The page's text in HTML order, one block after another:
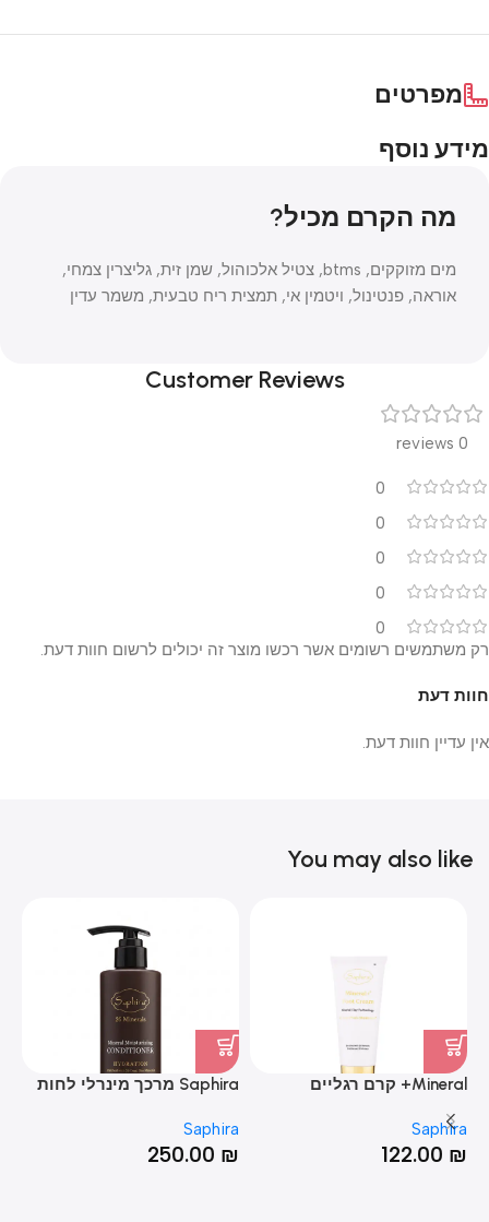
מפרטים
מידע נוסף
מה הקרם מכיל?
מים מזוקקים, btms, צטיל אלכוהול, שמן זית, גליצרין צמחי,
אוראה, פנטינול, ויטמין אי, תמצית ריח טבעית, משמר עדין
Customer Reviews
0 reviews
0
0
0
0
0
חוות דעת
אין עדיין חוות דעת.
רק משתמשים רשומים אשר רכשו מוצר זה יכולים לרשום חוות דעת.
You may also like
Mineral+ קרם רגליים
Saphira
122.00 ₪
Saphira מרכך מינרלי לחות
Saphira
250.00 ₪